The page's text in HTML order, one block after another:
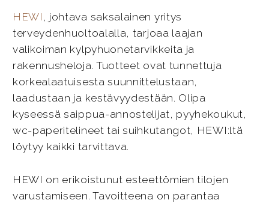
HEWI , johtava saksalainen yritys
terveydenhuoltoalalla, tarjoaa laajan
valikoiman kylpyhuonetarvikkeita ja
rakennusheloja. Tuotteet ovat tunnettuja
korkealaatuisesta suunnittelustaan,
laadustaan ja kestävyydestään. Olipa
kyseessä saippua-annostelijat, pyyhekoukut,
wc-paperitelineet tai suihkutangot, HEWI:ltä
löytyy kaikki tarvittava.
HEWI on erikoistunut esteettömien tilojen
varustamiseen. Tavoitteena on parantaa